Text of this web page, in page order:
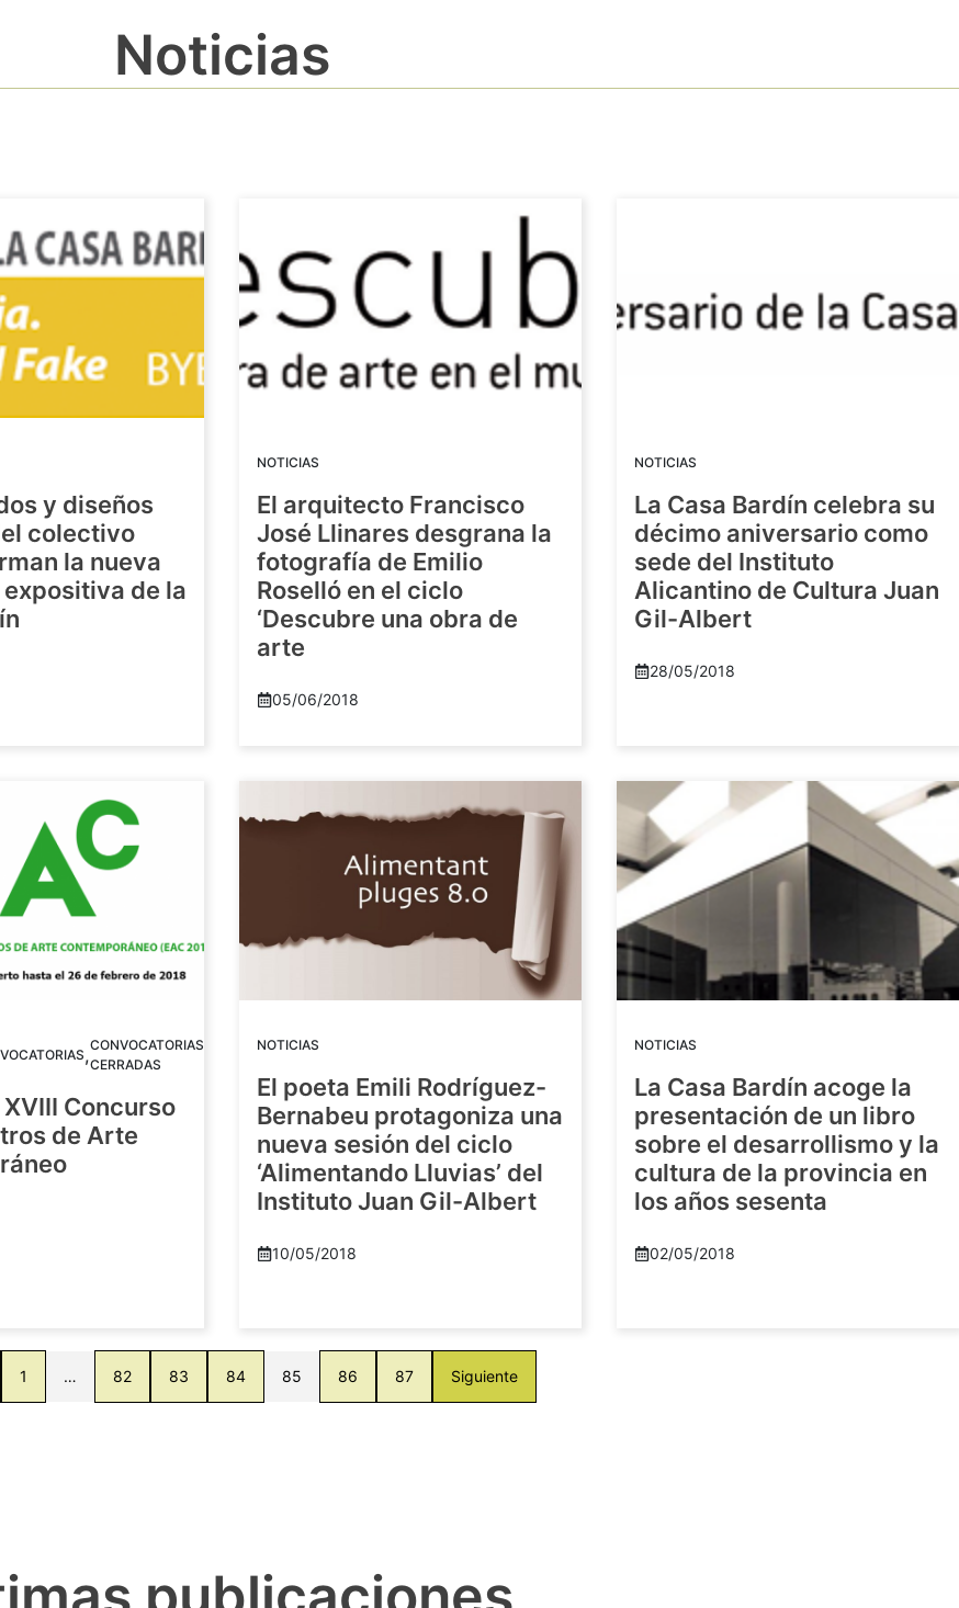
Noticias
y diseños
colectivo
la nueva
de la
NOTICIAS
El arquitecto Francisco
José Llinares desgrana la
fotografía de Emilio
Roselló en el ciclo
‘Descubre una obra de
arte
05/06/2018
NOTICIAS
La Casa Bardín celebra su
décimo aniversario como
sede del Instituto
Alicantino de Cultura Juan
Gil-Albert
28/05/2018
,CONVOCATORIAS
CERRADAS
XVIII Concurso
de Arte
NOTICIAS
El poeta Emili Rodríguez-
Bernabeu protagoniza una
nueva sesión del ciclo
‘Alimentando Lluvias’ del
Instituto Juan Gil-Albert
10/05/2018
NOTICIAS
La Casa Bardín acoge la
presentación de un libro
sobre el desarrollismo y la
cultura de la provincia en
los años sesenta
02/05/2018
1 … 82 83 84 85 86 87 Siguiente